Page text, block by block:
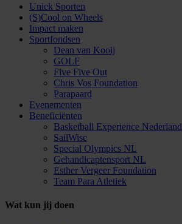
Uniek Sporten
(S)Cool on Wheels
Impact maken
Sportfondsen
Dean van Kooij
GOLF
Five Five Out
Chris Vos Foundation
Parapaard
Evenementen
Beneficiënten
Basketball Experience Nederland
SailWise
Special Olympics NL
Gehandicaptensport NL
Esther Vergeer Foundation
Team Para Atletiek
Wat kun jij doen